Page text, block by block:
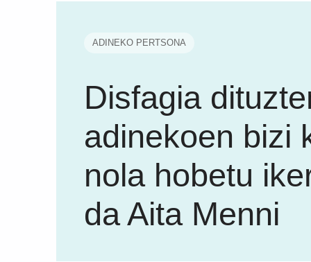
ADINEKO PERTSONA
Disfagia
adinekoen bizi
nola hobetu
da Aita Menni